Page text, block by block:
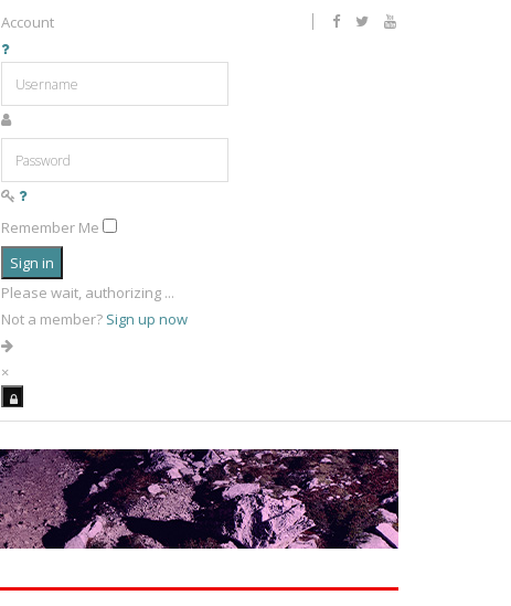
Account
Remember Me
Sign in
Please wait, authorizing ...
Not a member? Sign up now
×